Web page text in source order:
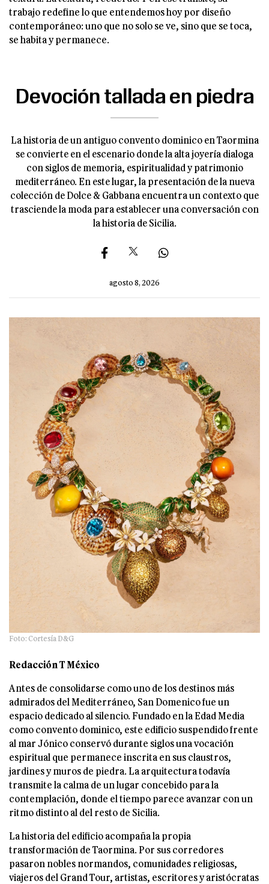
trabajo redefine lo que entendemos hoy por diseño
contemporáneo: uno que no solo se ve, sino que se toca,
se habita y permanece.
Devoción tallada en piedra
La historia de un antiguo convento dominico en Taormina
se convierte en el escenario donde la alta joyería dialoga
con siglos de memoria, espiritualidad y patrimonio
mediterráneo. En este lugar, la presentación de la nueva
colección de Dolce & Gabbana encuentra un contexto que
trasciende la moda para establecer una conversación con
la historia de Sicilia.
agosto 8, 2026
Foto: Cortesía D&G
Redacción T México
Antes de consolidarse como uno de los destinos más
admirados del Mediterráneo, San Domenico fue un
espacio dedicado al silencio. Fundado en la Edad Media
como convento dominico, este edificio suspendido frente
al mar Jónico conservó durante siglos una vocación
espiritual que permanece inscrita en sus claustros,
jardines y muros de piedra. La arquitectura todavía
transmite la calma de un lugar concebido para la
contemplación, donde el tiempo parece avanzar con un
ritmo distinto al del resto de Sicilia.
La historia del edificio acompaña la propia
transformación de Taormina. Por sus corredores
pasaron nobles normandos, comunidades religiosas,
viajeros del Grand Tour, artistas, escritores y aristócratas